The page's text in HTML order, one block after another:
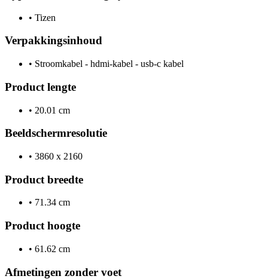
• Tizen
Verpakkingsinhoud
• Stroomkabel - hdmi-kabel - usb-c kabel
Product lengte
• 20.01 cm
Beeldschermresolutie
• 3860 x 2160
Product breedte
• 71.34 cm
Product hoogte
• 61.62 cm
Afmetingen zonder voet